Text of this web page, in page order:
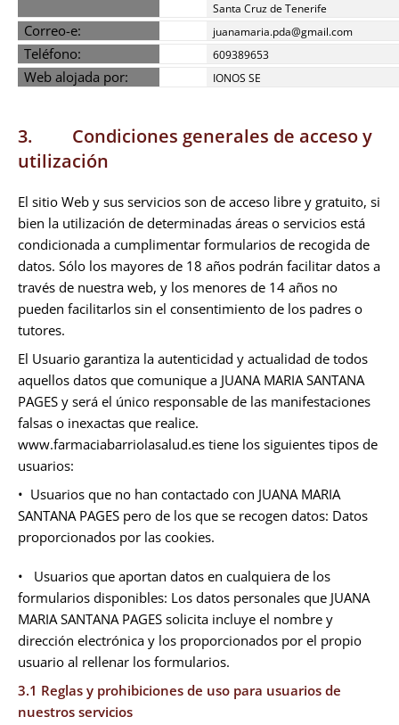
Santa Cruz de Tenerife
Correo-e: juanamaria.pda@gmail.com
Teléfono: 609389653
Web alojada por: IONOS SE
3. Condiciones generales de acceso y
utilización
El sitio Web y sus servicios son de acceso libre y gratuito, si
bien la utilización de determinadas áreas o servicios está
condicionada a cumplimentar formularios de recogida de
datos. Sólo los mayores de 18 años podrán facilitar datos a
través de nuestra web, y los menores de 14 años no
pueden facilitarlos sin el consentimiento de los padres o
tutores.
El Usuario garantiza la autenticidad y actualidad de todos
aquellos datos que comunique a JUANA MARIA SANTANA
PAGES y será el único responsable de las manifestaciones
falsas o inexactas que realice.
www.farmaciabarriolasalud.es tiene los siguientes tipos de
usuarios:
• Usuarios que no han contactado con JUANA MARIA
SANTANA PAGES pero de los que se recogen datos: Datos
proporcionados por las cookies.
• Usuarios que aportan datos en cualquiera de los
formularios disponibles: Los datos personales que JUANA
MARIA SANTANA PAGES solicita incluye el nombre y
dirección electrónica y los proporcionados por el propio
usuario al rellenar los formularios.
3.1 Reglas y prohibiciones de uso para usuarios de
nuestros servicios